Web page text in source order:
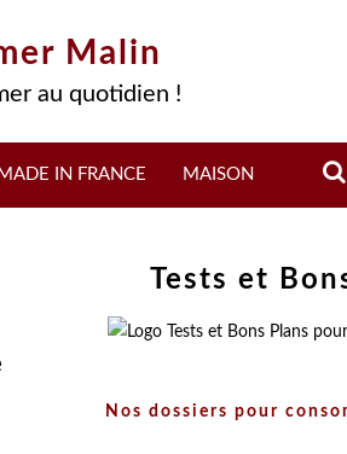
Malin
au quotidien !
MADE IN FRANCE MAISON
Tests et
Nos dossiers pour